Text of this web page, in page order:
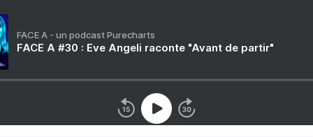
FACE A - un podcast Purecharts
FACE A #30 : Eve Angeli raconte "Avant de partir"